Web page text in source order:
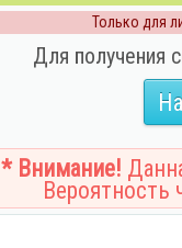
Только для
Для получения
* Внимание!
Вероятность